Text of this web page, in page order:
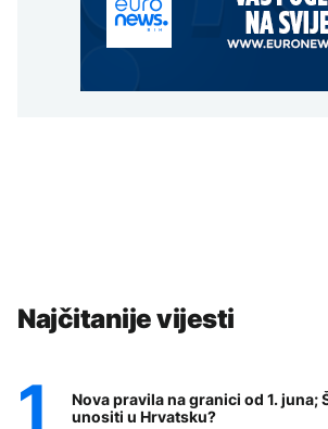
Najčitanije vijesti
Nova pravila na granici od 1. juna;
unositi u Hrvatsku?